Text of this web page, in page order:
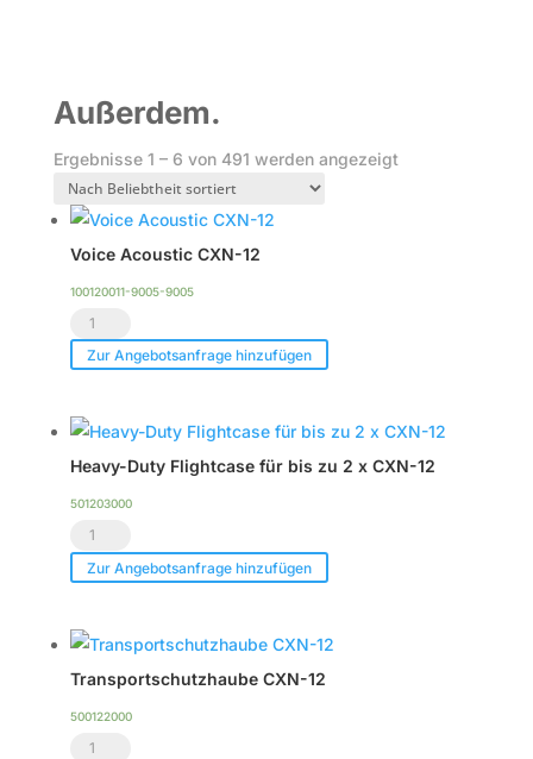
Außerdem.
Ergebnisse 1 – 6 von 491 werden angezeigtNach
Voice Acoustic CXN-12
100120011-9005-9005
Voice
Acoustic
12
Menge
Zur Angebotsanfrage hinzufügen
Heavy-Duty Flightcase für bis zu 2 x CXN-12
501203000
Heavy-
Duty
für
bis
zu
2
Zur Angebotsanfrage hinzufügen
Transportschutzhaube CXN-12
500122000
Transportschutzhaube